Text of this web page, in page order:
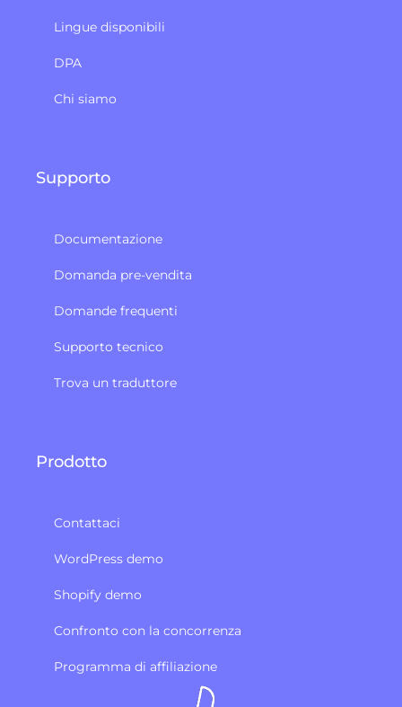
Lingue disponibili
DPA
Chi siamo
Supporto
Documentazione
Domanda pre-vendita
Domande frequenti
Supporto tecnico
Trova un traduttore
Prodotto
Contattaci
WordPress demo
Shopify demo
Confronto con la concorrenza
Programma di affiliazione